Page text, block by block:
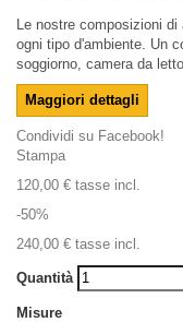
Le nostre composizioni
ogni tipo d'ambiente. Un
soggiorno, camera da
Maggiori dettagli
Condividi su Facebook!
Stampa
120,00 € tasse incl.
-50%
240,00 € tasse incl.
Quantità
Misure